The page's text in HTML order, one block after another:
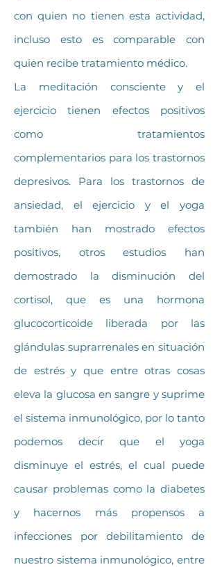
con quien no tienen esta actividad,
incluso esto es comparable con
quien recibe tratamiento médico.
La meditación consciente y el
ejercicio tienen efectos positivos
como tratamientos
complementarios para los trastornos
depresivos. Para los trastornos de
ansiedad, el ejercicio y el yoga
también han mostrado efectos
positivos, otros estudios han
demostrado la disminución del
cortisol, que es una hormona
glucocorticoide liberada por las
glándulas suprarrenales en situación
de estrés y que entre otras cosas
eleva la glucosa en sangre y suprime
el sistema inmunológico, por lo tanto
podemos decir que el yoga
disminuye el estrés, el cual puede
causar problemas como la diabetes
y hacernos más propensos a
infecciones por debilitamiento de
nuestro sistema inmunológico, entre